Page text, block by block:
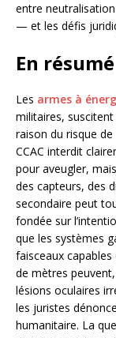
entre
— et les défis
En résumé
Les armes à
militaires,
raison du risque de
CCAC interdit
pour aveugler,
des capteurs, des
secondaire peut
fondée sur
que les systèmes
faisceaux
de mètres
lésions oculaires
les juristes
humanitaire. La